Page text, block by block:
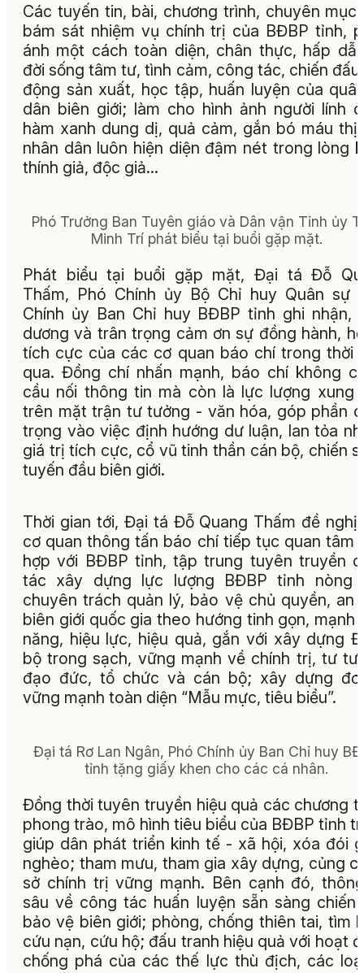
Các tuyến tin, bài, chương trình, chuyên mục
bám sát nhiệm vụ chính trị của BĐBP tỉnh,
ánh một cách toàn diện, chân thực, hấp
đời sống tâm tư, tình cảm, công tác, chiến
động sản xuất, học tập, huấn luyện của
dân biên giới; làm cho hình ảnh người lính
hàm xanh dung dị, quả cảm, gắn bó máu
nhân dân luôn hiện diện đậm nét trong lòng
thính giả, độc giả…
Phó Trưởng Ban Tuyên giáo và Dân vận Tỉnh ủy
Minh Trí phát biểu tại buổi gặp mặt.
Phát biểu tại buổi gặp mặt, Đại tá Đỗ
Thấm, Phó Chính ủy Bộ Chỉ huy Quân sự
Chính ủy Ban Chỉ huy BĐBP tỉnh ghi nhận,
dương và trân trọng cảm ơn sự đồng hành,
tích cực của các cơ quan báo chí trong thời
qua. Đồng chí nhấn mạnh, báo chí không
cầu nối thông tin mà còn là lực lượng xung
trên mặt trận tư tưởng - văn hóa, góp phần
trọng vào việc định hướng dư luận, lan tỏa
giá trị tích cực, cổ vũ tinh thần cán bộ, chiến
tuyến đầu biên giới.
Thời gian tới, Đại tá Đỗ Quang Thấm đề nghị
cơ quan thông tấn báo chí tiếp tục quan tâm
hợp với BĐBP tỉnh, tập trung tuyên truyền
tác xây dựng lực lượng BĐBP tỉnh nòng
chuyên trách quản lý, bảo vệ chủ quyền, an
biên giới quốc gia theo hướng tinh gọn, mạnh
năng, hiệu lực, hiệu quả, gắn với xây dựng
bộ trong sạch, vững mạnh về chính trị, tư
đạo đức, tổ chức và cán bộ; xây dựng
vững mạnh toàn diện “Mẫu mực, tiêu biểu”.
Đại tá Rơ Lan Ngân, Phó Chính ủy Ban Chỉ huy
tỉnh tặng giấy khen cho các cá nhân.
Đồng thời tuyên truyền hiệu quả các chương
phong trào, mô hình tiêu biểu của BĐBP tỉnh
giúp dân phát triển kinh tế - xã hội, xóa đói
nghèo; tham mưu, tham gia xây dựng, củng
sở chính trị vững mạnh. Bên cạnh đó,
sâu về công tác huấn luyện sẵn sàng chiến
bảo vệ biên giới; phòng, chống thiên tai, tìm
cứu nạn, cứu hộ; đấu tranh hiệu quả với hoạt
chống phá của các thế lực thù địch, các